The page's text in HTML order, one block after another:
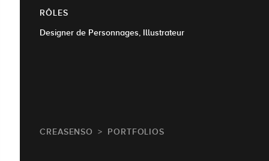
RÔLES
Designer de Personnages, Illustrateur
CREASENSO PORTFOLIOS